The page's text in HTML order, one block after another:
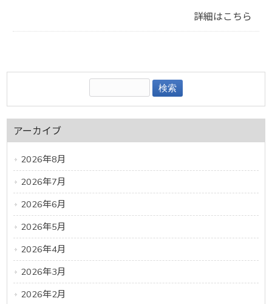
詳細はこちら
アーカイブ
2026年8月
2026年7月
2026年6月
2026年5月
2026年4月
2026年3月
2026年2月